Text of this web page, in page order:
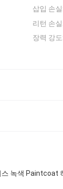
삽입 손실:
리턴 손실:
장력 강도:
스 녹색 Paintcoat